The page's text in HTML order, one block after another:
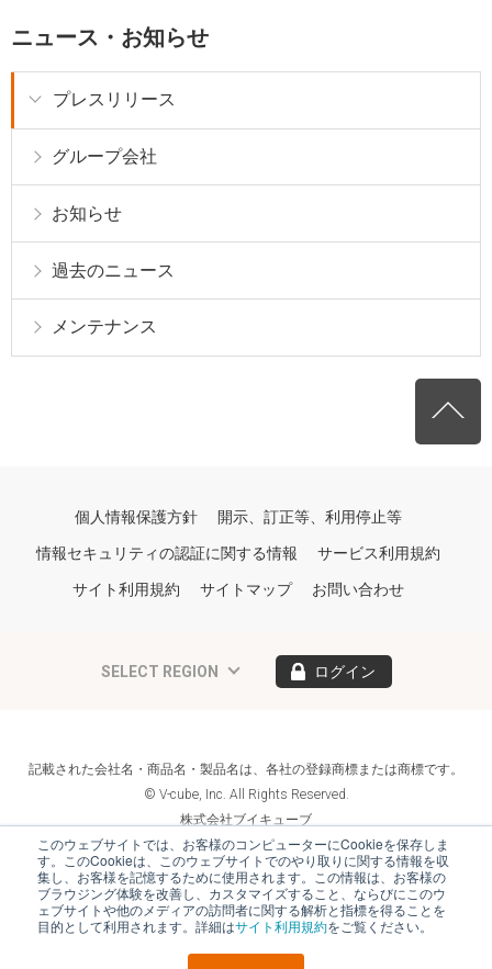
このウェブサイトでは、お客様のコンピューターにCookieを保存しま
す。このCookieは、このウェブサイトでのやり取りに関する情報を収
集し、お客様を記憶するために使用されます。この情報は、お客様の
ブラウジング体験を改善し、カスタマイズすること、ならびにこのウ
ェブサイトや他のメディアの訪問者に関する解析と指標を得ることを
目的として利用されます。詳細はサイト利用規約をご覧ください。
ニュース・お知らせ
プレスリリース
グループ会社
お知らせ
過去のニュース
メンテナンス
個人情報保護方針 開示、訂正等、利用停止等
情報セキュリティの認証に関する情報 サービス利用規約
サイト利用規約 サイトマップ お問い合わせ
SELECT REGION ログイン
記載された会社名・商品名・製品名は、各社の登録商標または商標です。
© V-cube, Inc. All Rights Reserved.
株式会社ブイキューブ
Follow Us